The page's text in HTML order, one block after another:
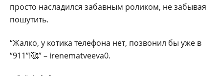
просто насладился забавным роликом, не забывая
пошутить.
“Жалко, у котика телефона нет, позвонил бы уже в
“911”!🥰” – irenematveeva0.